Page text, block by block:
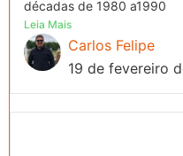
décadas de 1980 a1990
Leia Mais
Carlos Felipe
19 de fevereiro